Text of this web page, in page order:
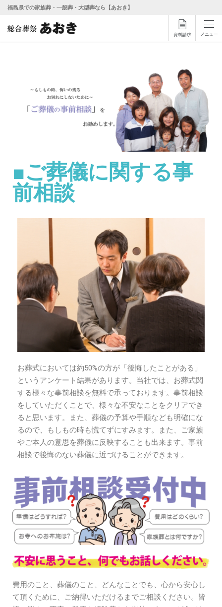
福島県での家族葬・一般葬・大型葬なら【あおき】
資料請求 メニュー
■ご葬儀に関する事
前相談
お葬式においては約50%の方が「後悔したことがある」
というアンケート結果があります。当社では、お葬式関
する様々な事前相談を無料で承っております。事前相談
をしていただくことで、様々な不安なことをクリアでき
ると思います。また、葬儀の予算や手順なども明確にな
るので、もしもの時も慌てずにすみます。また、ご家族
やご本人の意思を葬儀に反映することも出来ます。事前
相談で後悔のない葬儀に近づけることができます。
費用のこと、葬儀のこと、どんなことでも、心から安心し
て頂くために、ご納得いただけるまでご相談ください。皆